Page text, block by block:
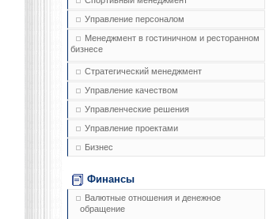
Управление персоналом
Менеджмент в гостиничном и ресторанном
бизнесе
Стратегический менеджмент
Управление качеством
Управленческие решения
Управление проектами
Бизнес
Финансы
Валютные отношения и денежное
обращение